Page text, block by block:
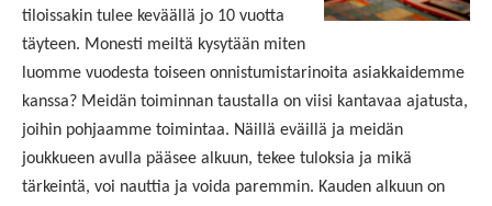
tiloissakin tulee keväällä jo 10 vuotta
täyteen. Monesti meiltä kysytään miten
luomme vuodesta toiseen onnistumistarinoita asiakkaidemme
kanssa? Meidän toiminnan taustalla on viisi kantavaa ajatusta,
joihin pohjaamme toimintaa. Näillä eväillä ja meidän
joukkueen avulla pääsee alkuun, tekee tuloksia ja mikä
tärkeintä, voi nauttia ja voida paremmin. Kauden alkuun on